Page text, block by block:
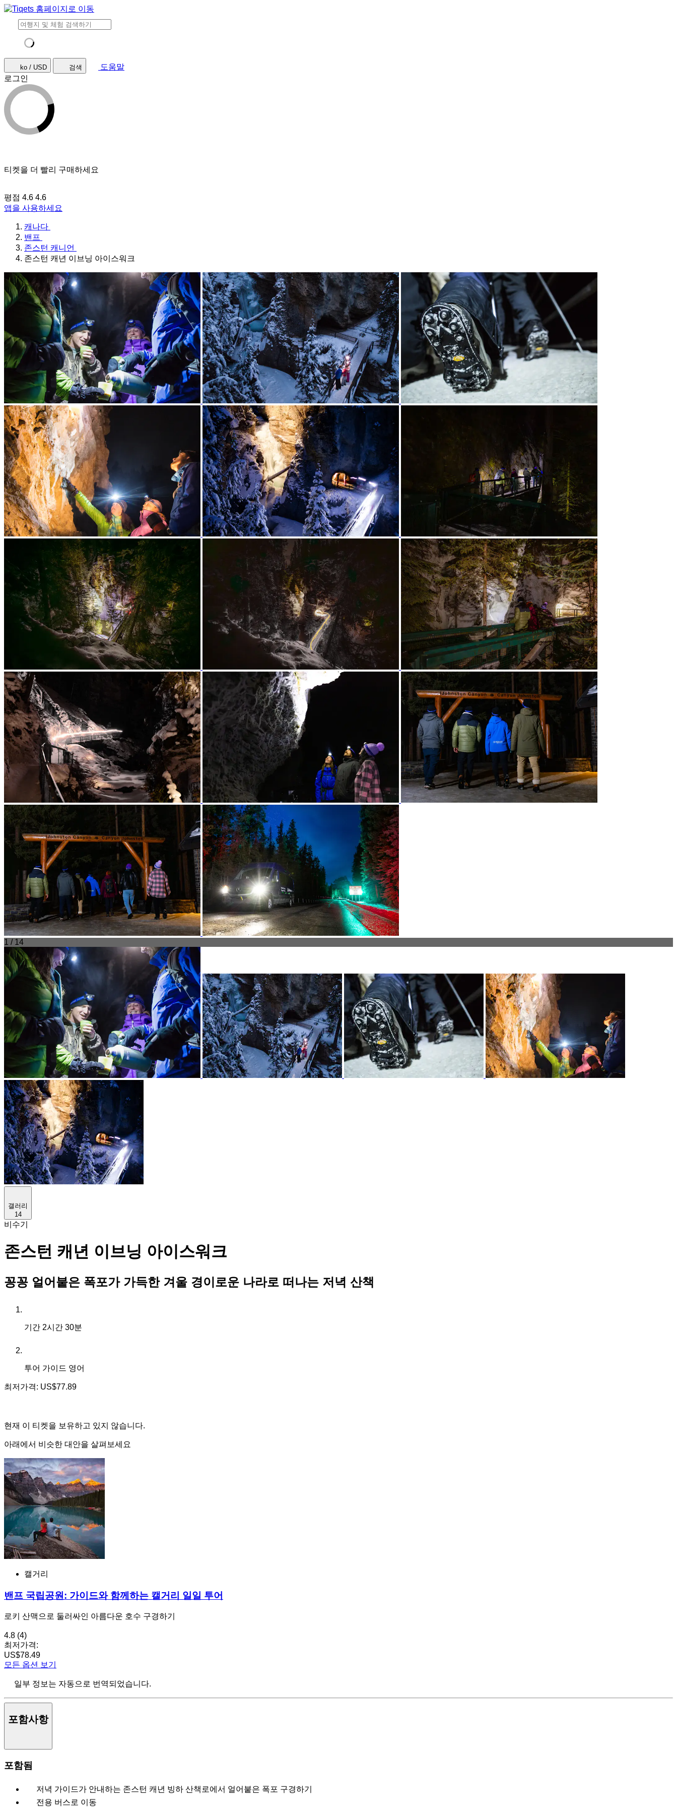
ko / USD 검색
도움말
로그인
티켓을 더 빨리 구매하세요
평점 4.6 4.6
앱을 사용하세요
캐나다
밴프
존스턴 캐니언
존스턴 캐년 이브닝 아이스워크
1 / 14
갤러리
14
비수기
존스턴 캐년 이브닝 아이스워크
꽁꽁 얼어붙은 폭포가 가득한 겨울 경이로운 나라로 떠나는 저녁 산책
기간 2시간 30분
투어 가이드 영어
최저가격: US$77.89
현재 이 티켓을 보유하고 있지 않습니다.
아래에서 비슷한 대안을 살펴보세요
캘거리
밴프 국립공원: 가이드와 함께하는 캘거리 일일 투어
로키 산맥으로 둘러싸인 아름다운 호수 구경하기
4.8 (4)
최저가격:
US$78.49
모든 옵션 보기
일부 정보는 자동으로 번역되었습니다.
포함사항
포함됨
저녁 가이드가 안내하는 존스턴 캐년 빙하 산책로에서 얼어붙은 폭포 구경하기
전용 버스로 이동